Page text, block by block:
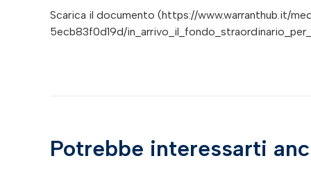
Scarica il documento (https://www.warranthub.it/
5ecb83f0d19d/
Potrebbe interessarti